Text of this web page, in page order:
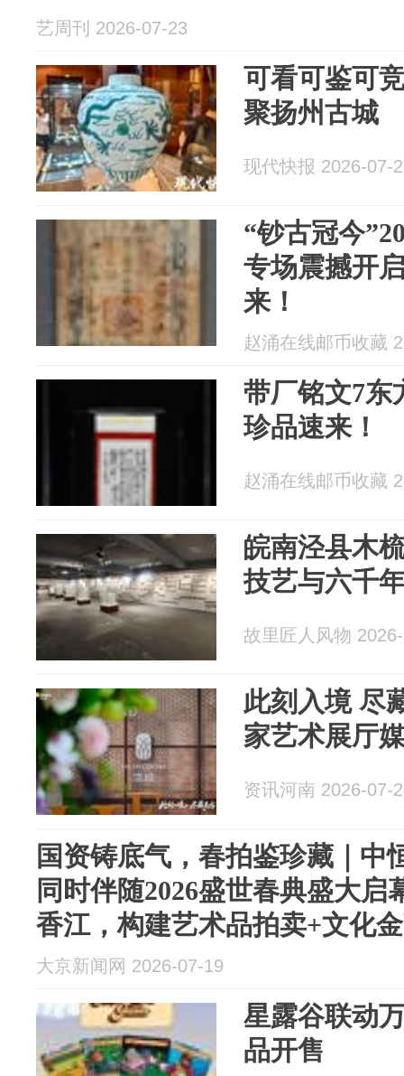
艺周刊 2026-07-23
可看可鉴可
聚扬州古城
现代快报 2026-07-
“钞古冠今
专场震撼开
来！
赵涌在线邮币收藏
带厂铭文7东
珍品速来！
赵涌在线邮币收藏
皖南泾县木
技艺与六千
故里匠人风物
此刻入境 尽
家艺术展厅
资讯河南 2026-07-
国资铸底气，春拍鉴珍藏｜中
同时伴随2026盛世春典盛大启
香江，构建艺术品拍卖+文化
大京新闻网 2026-07-19
星露谷联动
品开售